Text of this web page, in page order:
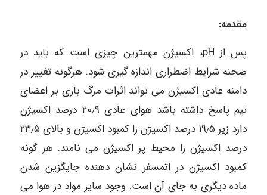
مقدمه:
پس از pH، اکسیژن مهمترین چیزی است که باید در
صحنه شرایط اضطراری اندازه گیری شود. هرگونه تغییر در
دامنه عادی اکسیژن می تواند اثرات مرگ باری بر اعضای
تیم پاسخ داشته باشد هوای عادی ۲۰٫۹ درصد اکسیژن
دارد زیر ۱۹٫۵ درصد اکسیژن را کمبود اکسیژن و بالای ۲۳٫۵
درصد اکسیژن را محیط پر اکسیژن می نامند. هر گونه
کمبود اکسیژن در اتمسفر نشان دهنده جایگزین شدن
ماده دیگری به جای آن است. وجود سایر مواد در هوا می